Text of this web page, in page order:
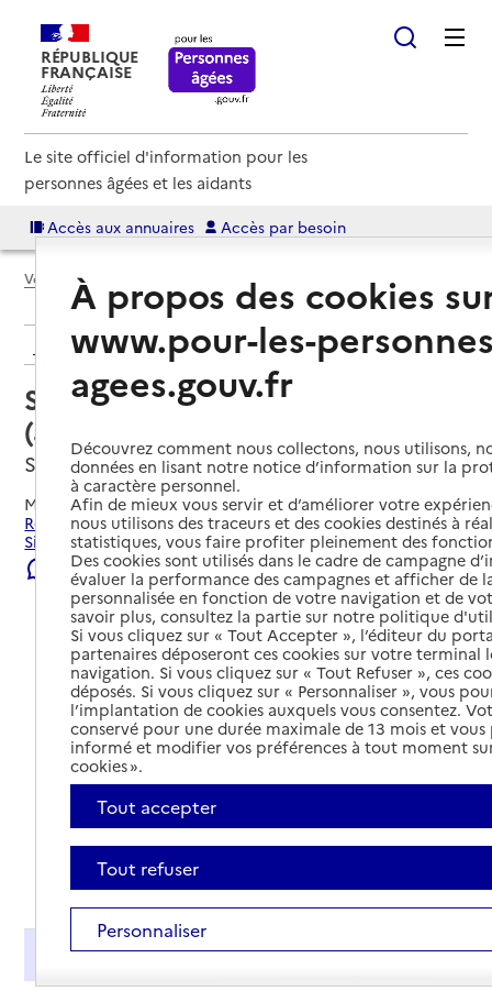
RÉPUBLIQUE
FRANÇAISE
Le site officiel d'information pour les
personnes âgées et les aidants
Accès aux annuaires Accès par besoin
Voir le fil d’Ariane
Retour aux résultats de l'annuaire
Service autonomie à domicile
(aide) – Aidadomi
Simiane-Collongue, BOUCHES-DU-RHONE
Mis à jour le23/07/2026
Rechercher les établissements et services autour de
Simiane-Collongue.
Signaler une erreur
Présentation
À propos des cookies
www.pour-les-
agees.gouv.fr
Découvrez comment nous collectons, nous utilisons,
données en lisant notre notice d’information sur la
à caractère personnel.
Afin de mieux vous servir et d’améliorer votre
nous utilisons des traceurs et des cookies destinés à
statistiques, vous faire profiter pleinement des
Des cookies sont utilisés dans le cadre de campagne
évaluer la performance des campagnes et afficher de
personnalisée en fonction de votre navigation et de
savoir plus, consultez la partie sur notre politique
Si vous cliquez sur « Tout Accepter », l’éditeur du
partenaires déposeront ces cookies sur votre terminal
navigation. Si vous cliquez sur « Tout Refuser », ces
déposés. Si vous cliquez sur « Personnaliser », vous
l’implantation de cookies auxquels vous consentez.
conservé pour une durée maximale de 13 mois et
informé et modifier vos préférences à tout moment
cookies ».
Tout accepter
Tout refuser
Personnaliser